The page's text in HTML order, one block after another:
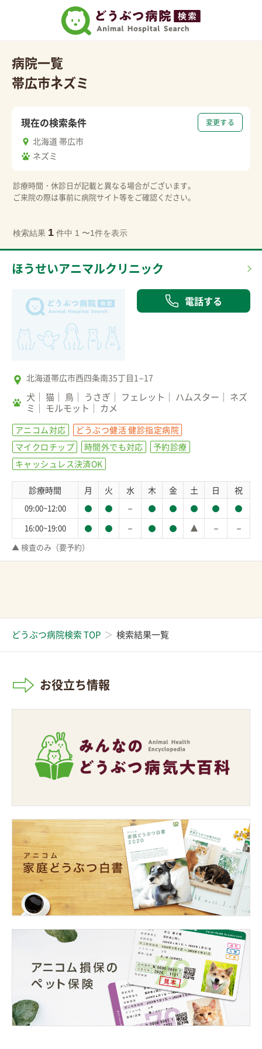
病院一覧
帯広市ネズミ
変更する
現在の検索条件
北海道 帯広市
ネズミ
診療時間・休診日が記載と異なる場合がございます。
ご来院の際は事前に病院サイト等をご確認ください。
検索結果 1 件中 1 〜1件を表示
ほうせいアニマルクリニック
電話する
北海道帯広市西四条南35丁目1−17
犬 猫 鳥 うさぎ フェレット ハムスター
ネズ
ミ
モルモット カメ
アニコム対応
どうぶつ健活 健診指定病院
マイクロチップ
時間外でも対応
予約診療
キャッシュレス決済OK
診療時間 月 火 水 木 金 土 日 祝
09:00~12:00 －
16:00~19:00 － － －
▲ 検査のみ（要予約）
どうぶつ病院検索 TOP 検索結果一覧
お役立ち情報